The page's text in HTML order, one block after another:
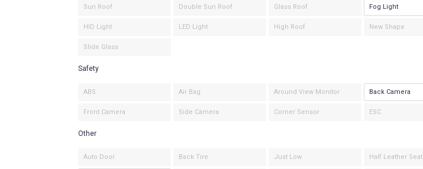
Sun Roof Double Sun Roof Glass Roof Fog Light
HID Light LED Light High Roof New Shape
Slide Glass
Safety
ABS Air Bag Around View Monitor Back Camera
Front Camera Side Camera Corner Sensor ESC
Other
Auto Door Back Tire Just Low Half Leather Seat